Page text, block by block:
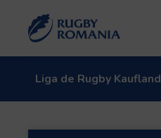
Liga de Rugby Kaufland